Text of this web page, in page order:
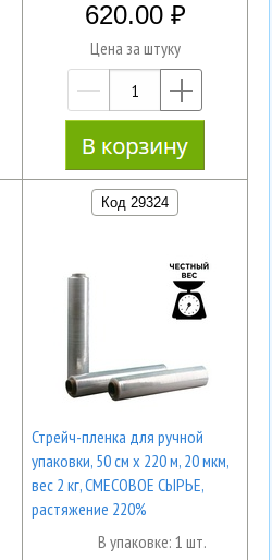
620.00
Цена за штуку
—
Код 29324
Стрейч-пленка для ручной
упаковки, 50 см х 220 м, 20 мкм,
вес 2 кг, СМЕСОВОЕ СЫРЬЕ,
растяжение 220%
В упаковке: 1 шт.